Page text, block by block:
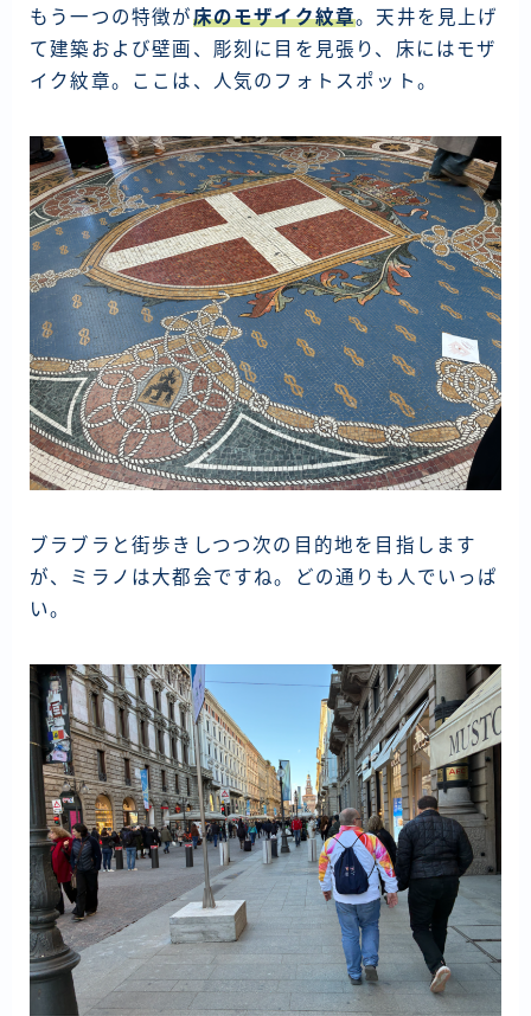
もう一つの特徴が床のモザイク紋章。天井を見上げ
て建築および壁画、彫刻に目を見張り、床にはモザ
イク紋章。ここは、人気のフォトスポット。
ブラブラと街歩きしつつ次の目的地を目指します
が、ミラノは大都会ですね。どの通りも人でいっぱ
い。